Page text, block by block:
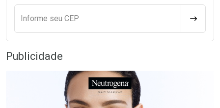
Informe seu CEP
Publicidade